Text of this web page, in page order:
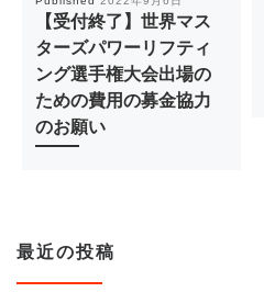
【受付終了】世界マス
ターズパワーリフティ
ング選手権大会出場の
ための費用の募金協力
のお願い
最近の投稿